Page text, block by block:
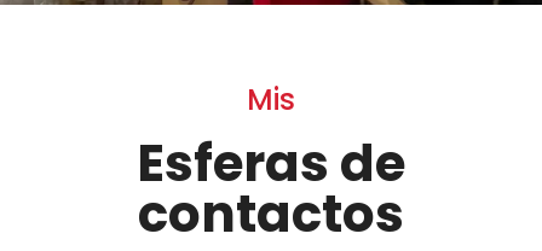
Mis
Esferas de
contactos